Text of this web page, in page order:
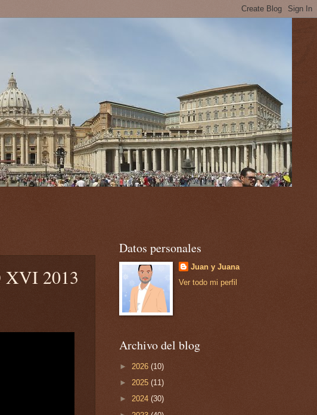
XVI 2013
Datos personales
Juan y Juana
Ver todo mi perfil
Archivo del blog
► 2026 (10)
► 2025 (11)
► 2024 (30)